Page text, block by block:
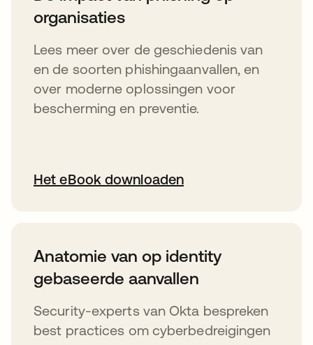
organisaties
Lees meer over de geschiedenis van
en de soorten phishingaanvallen, en
over moderne oplossingen voor
bescherming en preventie.
Het eBook downloaden
Anatomie van op identity
gebaseerde aanvallen
Security-experts van Okta bespreken
best practices om cyberbedreigingen